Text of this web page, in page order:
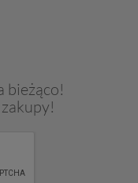
bieżąco!